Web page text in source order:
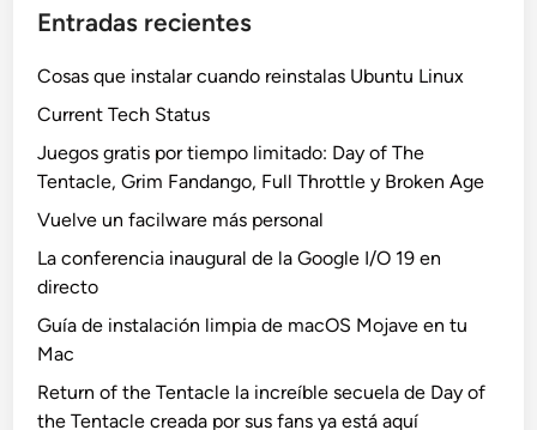
Entradas recientes
Cosas que instalar cuando reinstalas Ubuntu Linux
Current Tech Status
Juegos gratis por tiempo limitado: Day of The
Tentacle, Grim Fandango, Full Throttle y Broken Age
Vuelve un facilware más personal
La conferencia inaugural de la Google I/O 19 en
directo
Guía de instalación limpia de macOS Mojave en tu
Mac
Return of the Tentacle la increíble secuela de Day of
the Tentacle creada por sus fans ya está aquí